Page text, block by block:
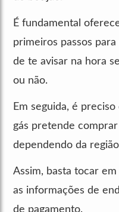
É fundamental
primeiros passos
de te avisar na hora
ou não.
Em seguida, é
gás pretende
dependendo da
Assim, basta tocar
as informações de
de pagamento.